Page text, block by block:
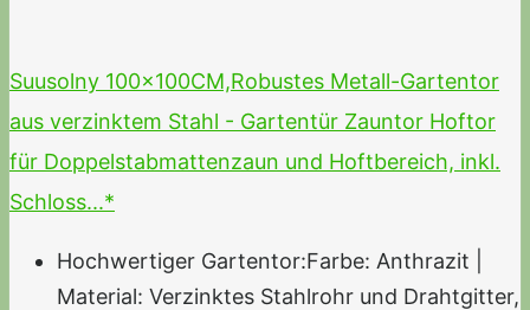
Suusolny 100x100CM,Robustes Metall-Gartentor
aus verzinktem Stahl - Gartentür Zauntor Hoftor
für Doppelstabmattenzaun und Hoftbereich, inkl.
Schloss...*
Hochwertiger Gartentor:Farbe: Anthrazit |
Material: Verzinktes Stahlrohr und Drahtgitter,